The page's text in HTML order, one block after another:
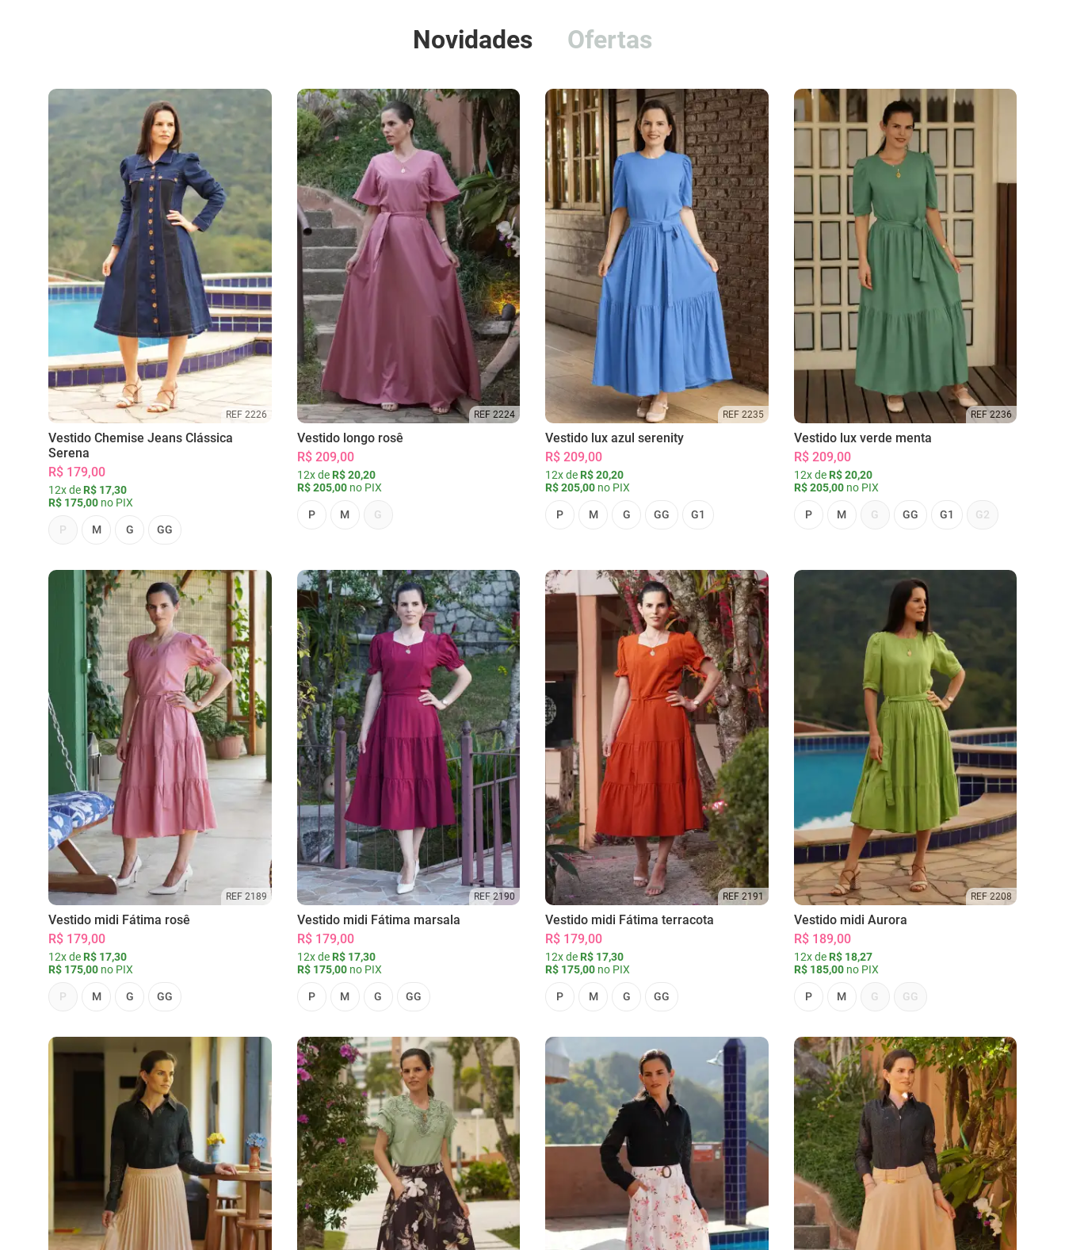
Novidades Ofertas
REF 2226
Vestido Chemise Jeans Clássica
Serena
R$ 179,00
12x de R$ 17,30
R$ 175,00 no PIX
P M G GG
REF 2224
Vestido longo rosê
R$ 209,00
12x de R$ 20,20
R$ 205,00no PIX
P M G
REF 2235
Vestido lux azul serenity
R$ 209,00
12x de R$ 20,20
R$ 205,00 no PIX
P M G GG G1
REF 2236
Vestido lux verde menta
R$ 209,00
12x de R$ 20,20
R$ 205,00no PIX
P M G GG G1 G2
REF 2189
Vestido midi Fátima rosê
R$ 179,00
12x de R$ 17,30
R$ 175,00 no PIX
P M G GG
REF 2190
Vestido midi Fátima marsala
R$ 179,00
12x de R$ 17,30
R$ 175,00no PIX
P M G GG
REF 2191
Vestido midi Fátima terracota
R$ 179,00
12x de R$ 17,30
R$ 175,00 no PIX
P M G GG
REF 2208
Vestido midi Aurora
R$ 189,00
12x de R$ 18,27
R$ 185,00no PIX
P M G GG